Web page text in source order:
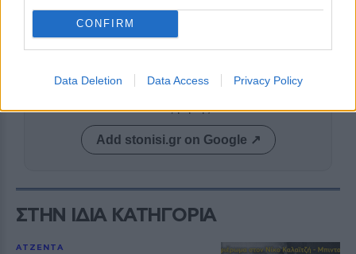
CONFIRM
Data Deletion Data Access Privacy Policy
αναζήτησης
Add stonisi.gr on Google ↗
ΣΤΗΝ ΙΔΙΑ ΚΑΤΗΓΟΡΙΑ
ΑΤΖΕΝΤΑ